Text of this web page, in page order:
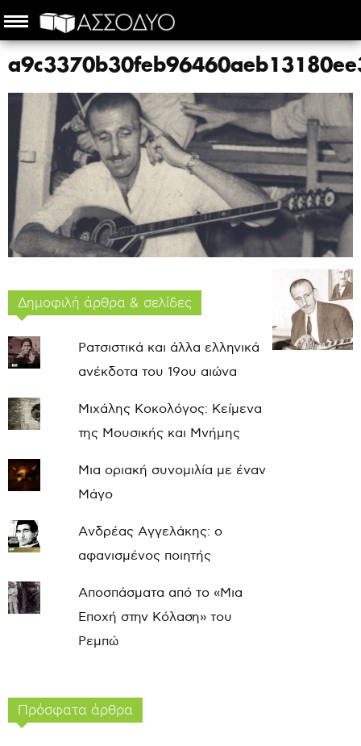
Δημοφιλή άρθρα & σελίδες
Ρατσιστικά και άλλα ελληνικά
ανέκδοτα του 19ου αιώνα
Μιχάλης Κοκολόγος: Κείμενα
της Μουσικής και Μνήμης
Μια οριακή συνομιλία με έναν
Μάγο
Ανδρέας Αγγελάκης: ο
αφανισμένος ποιητής
Αποσπάσματα από το «Μια
Εποχή στην Κόλαση» του
Ρεμπώ
Πρόσφατα άρθρα